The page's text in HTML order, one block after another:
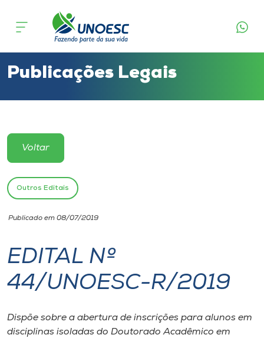
Cursos
Atendimento ao Estudante
Portal de Ensino
Unoesc
Internacionalização
I.nova
Diplomados
Publicações Legais
Voltar
Outros Editais
Publicado em 08/07/2019
EDITAL Nº
44/UNOESC-R/2019
Dispõe sobre a abertura de inscrições para alunos em
disciplinas isoladas do Doutorado Acadêmico em